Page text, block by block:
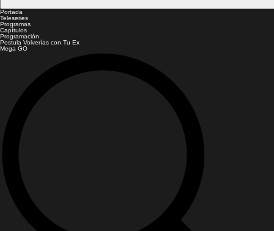
Portada
Teleseries
Programas
Capítulos
Programación
Postula Volverías con Tu Ex
Mega GO